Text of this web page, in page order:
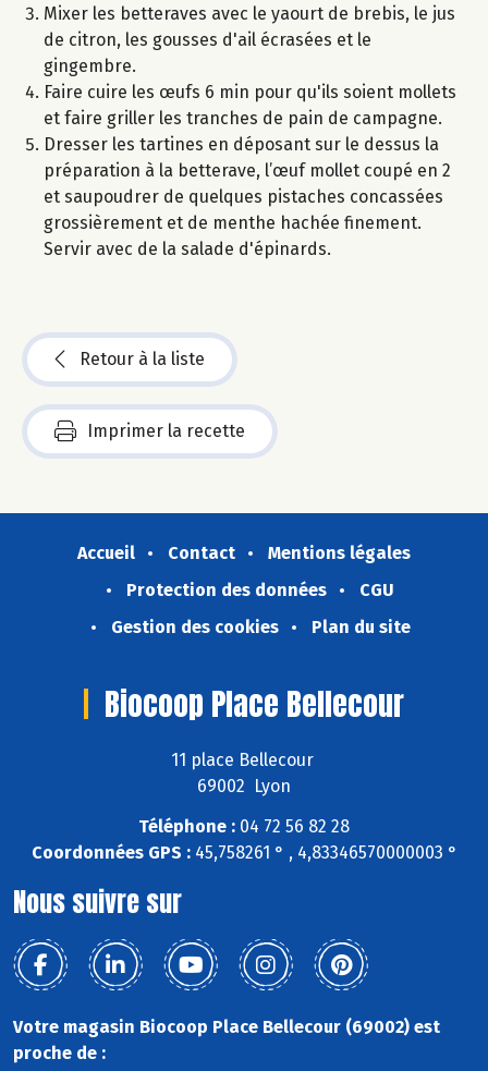
Mixer les betteraves avec le yaourt de brebis, le jus
de citron, les gousses d'ail écrasées et le
gingembre.
Faire cuire les œufs 6 min pour qu'ils soient mollets
et faire griller les tranches de pain de campagne.
Dresser les tartines en déposant sur le dessus la
préparation à la betterave, l’œuf mollet coupé en 2
et saupoudrer de quelques pistaches concassées
grossièrement et de menthe hachée finement.
Servir avec de la salade d'épinards.
Retour à la liste
Imprimer la recette
Accueil Contact
Mentions légales
Protection des données
CGU
Gestion des cookies
Plan du site
Biocoop Place Bellecour
11 place Bellecour
69002 Lyon
Téléphone : 04 72 56 82 28
Coordonnées GPS :45,758261 ° , 4,83346570000003 °
Nous suivre sur
Votre magasin Biocoop Place Bellecour (69002) est
proche de :